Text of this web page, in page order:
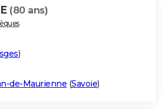
(80 ans)
)
de-Maurienne (Savoie)